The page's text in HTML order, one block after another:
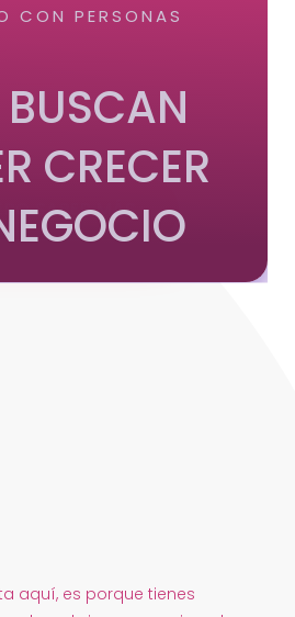
CON PERSONAS
CRECER
SABER MÁS
aquí, es porque tienes